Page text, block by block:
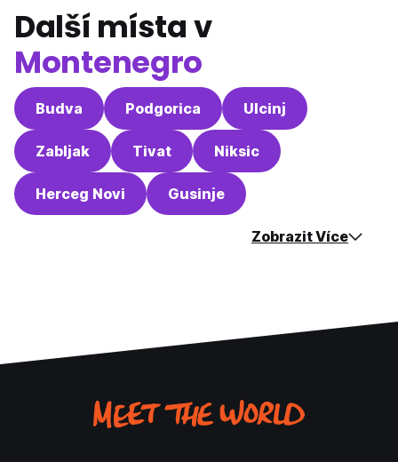
Další místa v
Montenegro
Budva Podgorica Ulcinj
Zabljak Tivat Niksic
Herceg Novi Gusinje
Zobrazit Více